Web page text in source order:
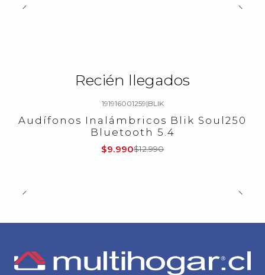
Recién llegados
-23%OFF
191916001259|BLIK
Audífonos Inalámbricos Blik Soul250
Bluetooth 5.4
$9.990$12.990